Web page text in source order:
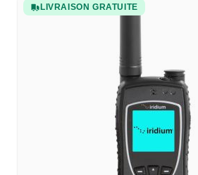
LIVRAISON GRATUITE